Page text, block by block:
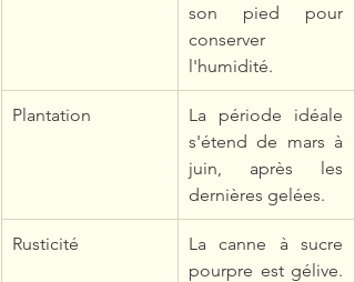
son pied pour
conserver
l'humidité.
Plantation
La période idéale
s'étend de mars à
juin, après les
dernières gelées.
Rusticité
La canne à sucre
pourpre est gélive.